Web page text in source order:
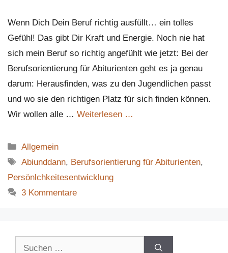
Wenn Dich Dein Beruf richtig ausfüllt… ein tolles
Gefühl! Das gibt Dir Kraft und Energie. Noch nie hat
sich mein Beruf so richtig angefühlt wie jetzt: Bei der
Berufsorientierung für Abiturienten geht es ja genau
darum: Herausfinden, was zu den Jugendlichen passt
und wo sie den richtigen Platz für sich finden können.
Wir wollen alle … Weiterlesen …
Kategorien
Allgemein
Schlagwörter
Abiunddann, Berufsorientierung für Abiturienten,
Persönlchkeitesentwicklung
3 Kommentare
Suchen